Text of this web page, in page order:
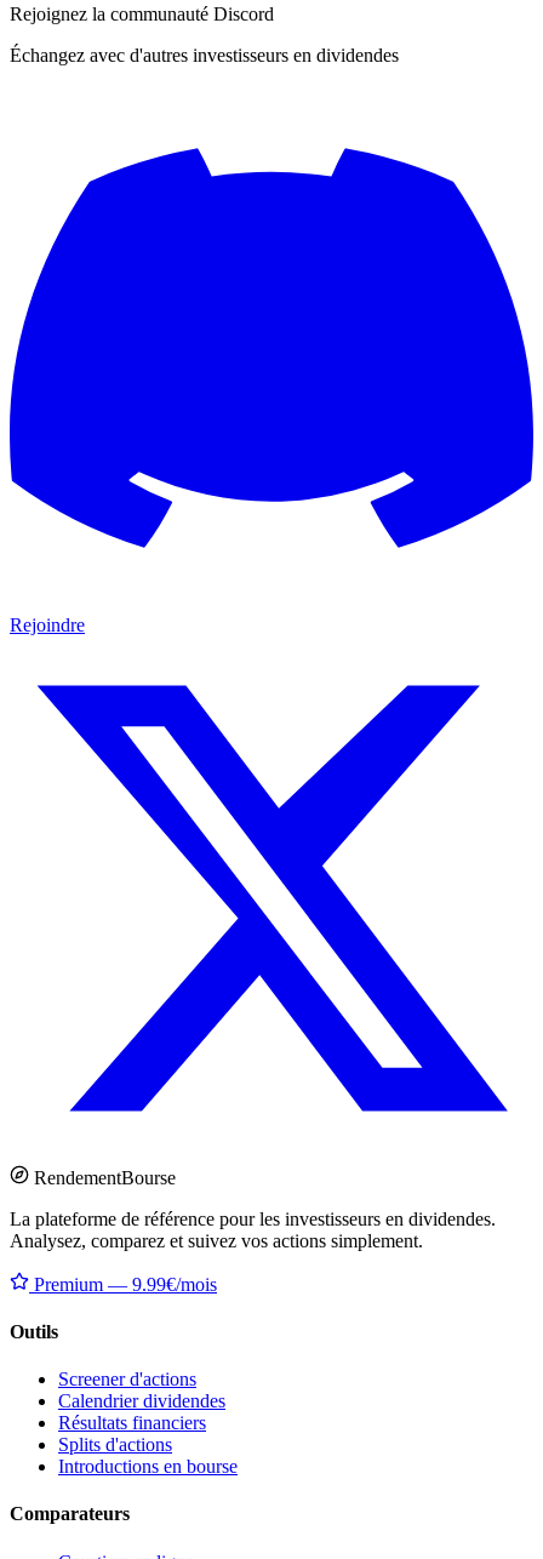
Rejoignez la communauté Discord
Échangez avec d'autres investisseurs en dividendes
Rejoindre
RendementBourse
La plateforme de référence pour les investisseurs en dividendes.
Analysez, comparez et suivez vos actions simplement.
Premium — 9.99€/mois
Outils
Screener d'actions
Calendrier dividendes
Résultats financiers
Splits d'actions
Introductions en bourse
Comparateurs